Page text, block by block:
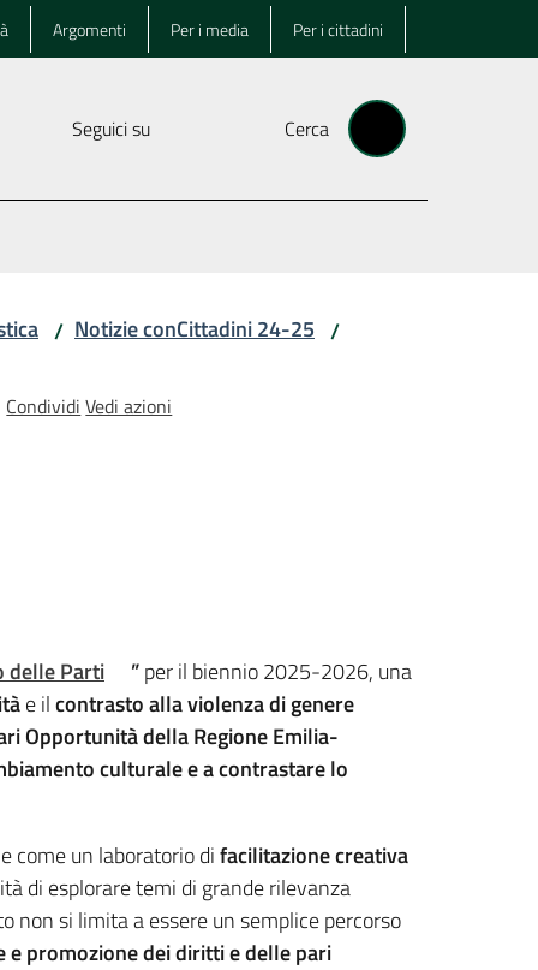
Argomenti Per i media Per i cittadini
Seguici su Cerca
/ Notizie conCittadini 24-25 /
Condividi Vedi azioni
delle Parti ”per il biennio 2025-2026, una
e ilcontrasto alla violenza di genere
Opportunità della Regione Emilia-
culturale e a contrastare lo
come un laboratorio difacilitazione creativa
di esplorare temi di grande rilevanza
non si limita a essere un semplice percorso
e promozione dei diritti e delle pari